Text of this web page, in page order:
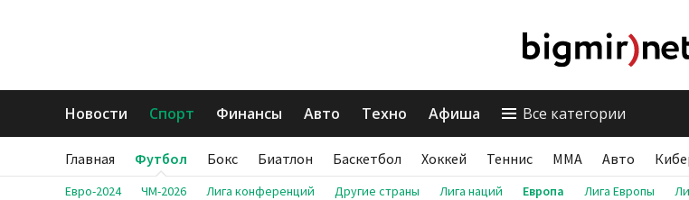
Новости Спорт Финансы Авто Техно Афиша Все категории
Главная Футбол Бокс Биатлон Баскетбол Хоккей Теннис ММА Авто
Евро-2024 ЧМ-2026 Лига конференций Другие страны Лига наций Европа Лига Европы